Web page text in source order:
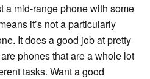
a mid-range phone with some
it’s not a particularly
It does a good job at pretty
phones that are a whole lot
tasks. Want a good